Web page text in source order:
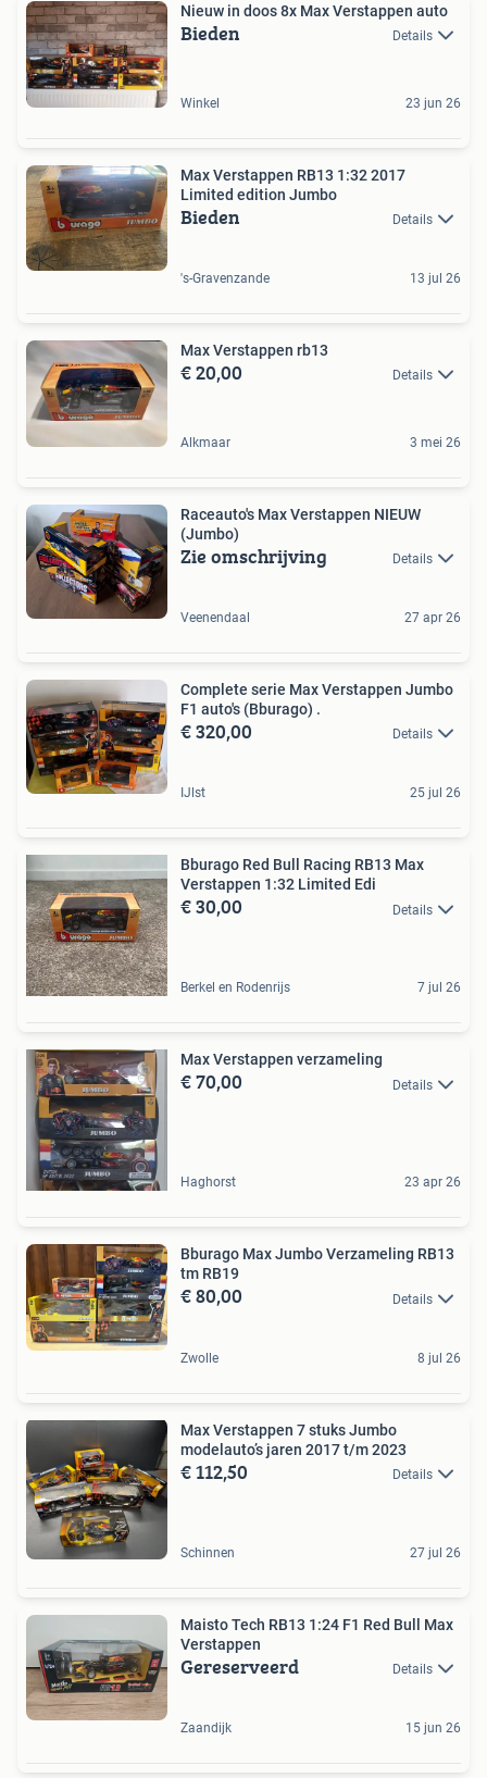
Nieuw in doos 8x Max Verstappen auto
Bieden Details
Winkel 23 jun 26
Max Verstappen RB13 1:32 2017
Limited edition Jumbo
Bieden Details
's-Gravenzande 13 jul 26
Max Verstappen rb13
€ 20,00 Details
Alkmaar 3 mei 26
Raceauto's Max Verstappen NIEUW
(Jumbo)
Zie omschrijving Details
Veenendaal 27 apr 26
Complete serie Max Verstappen Jumbo
F1 auto's (Bburago) .
€ 320,00 Details
IJlst 25 jul 26
Bburago Red Bull Racing RB13 Max
Verstappen 1:32 Limited Edi
€ 30,00 Details
Berkel en Rodenrijs 7 jul 26
Max Verstappen verzameling
€ 70,00 Details
Haghorst 23 apr 26
Bburago Max Jumbo Verzameling RB13
tm RB19
€ 80,00 Details
Zwolle 8 jul 26
Max Verstappen 7 stuks Jumbo
modelauto’s jaren 2017 t/m 2023
€ 112,50 Details
Schinnen 27 jul 26
Maisto Tech RB13 1:24 F1 Red Bull Max
Verstappen
Gereserveerd Details
Zaandijk 15 jun 26